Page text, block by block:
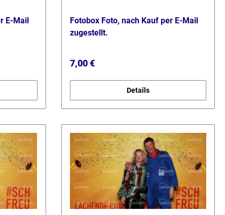
E-Mail
Fotobox Foto, nach Kauf per E-Mail
zugestellt.
Regulärer Preis:
7,00 €
Details